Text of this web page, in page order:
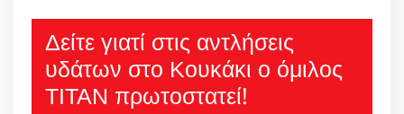
Δείτε γιατί στις αντλήσεις
υδάτων στο Κουκάκι ο όμιλος
ΤΙΤΑΝ πρωτοστατεί!